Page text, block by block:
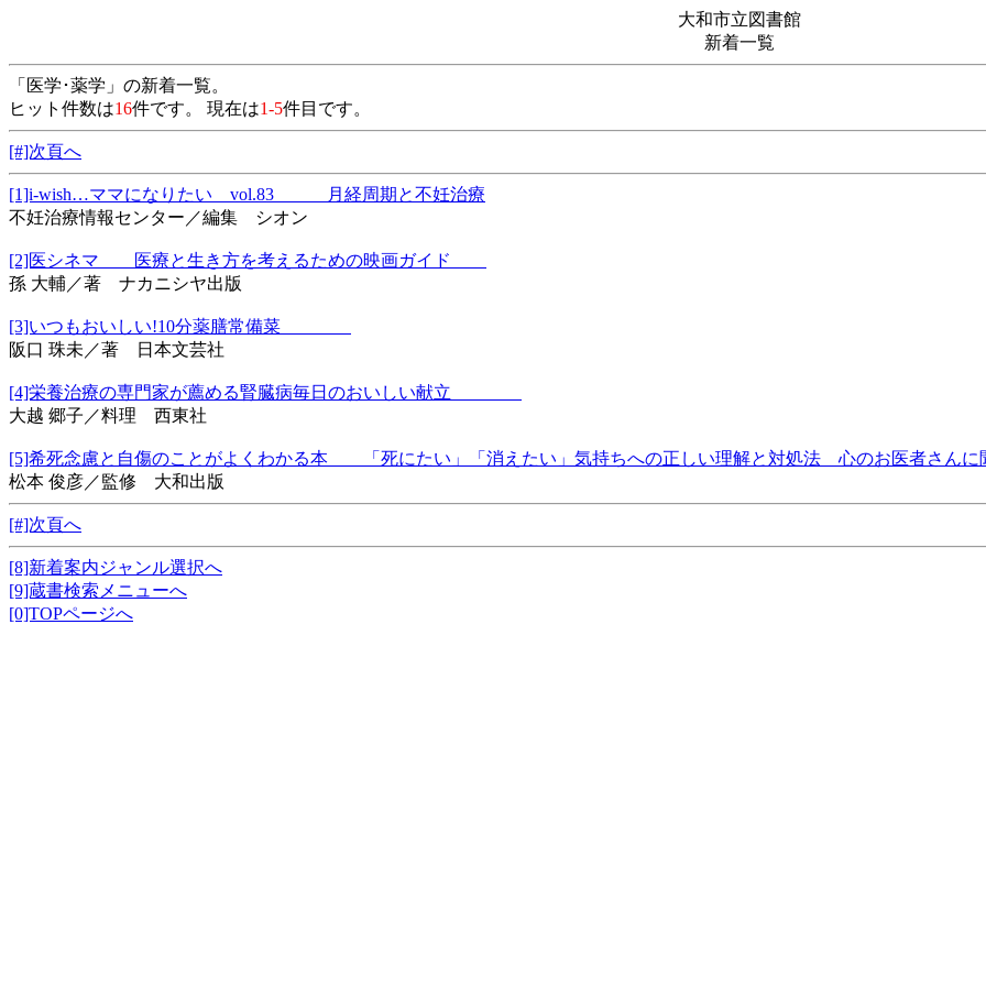
大和市立図書館
新着一覧
「医学･薬学」の新着一覧。
ヒット件数は16件です。 現在は1-5件目です。
[#]次頁へ
[1]i‐wish…ママになりたい vol.83 月経周期と不妊治療
不妊治療情報センター／編集 シオン
[2]医シネマ 医療と生き方を考えるための映画ガイド
孫 大輔／著 ナカニシヤ出版
[3]いつもおいしい!10分薬膳常備菜
阪口 珠未／著 日本文芸社
[4]栄養治療の専門家が薦める腎臓病毎日のおいしい献立
大越 郷子／料理 西東社
[5]希死念慮と自傷のことがよくわかる本 「死にたい」「消えたい」気持ちへの正しい理解と対処法 心のお医者さん
松本 俊彦／監修 大和出版
[#]次頁へ
[8]新着案内ジャンル選択へ
[9]蔵書検索メニューへ
[0]TOPページへ